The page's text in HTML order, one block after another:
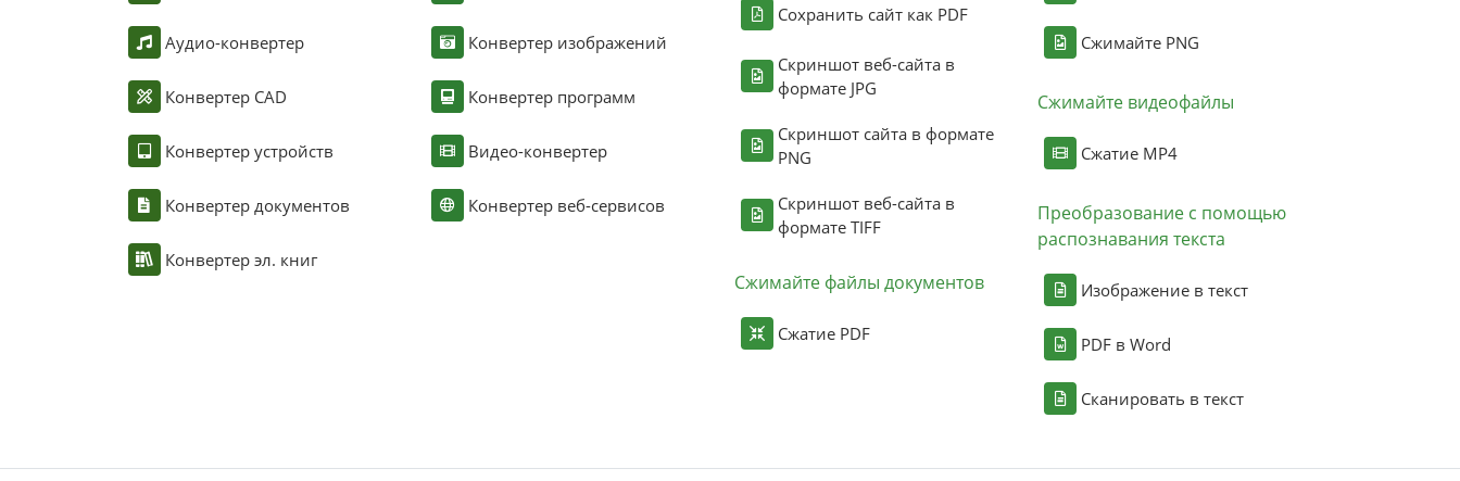
Аудио-конвертер
Конвертер CAD
Конвертер устройств
Конвертер документов
Конвертер эл. книг
Конвертер изображений
Конвертер программ
Видео-конвертер
Конвертер веб-сервисов
Сохранить сайт как PDF
Скриншот веб-сайта в
формате JPG
Скриншот сайта в формате
PNG
Скриншот веб-сайта в
формате TIFF
Сжимайте файлы документов
Сжатие PDF
Сжимайте PNG
Сжимайте видеофайлы
Сжатие MP4
Преобразование с помощью
распознавания текста
Изображение в текст
PDF в Word
Сканировать в текст